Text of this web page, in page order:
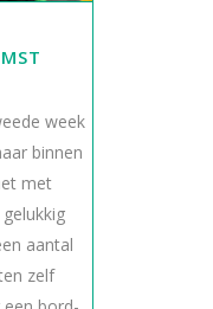
week
binnen
met
aantal
zelf